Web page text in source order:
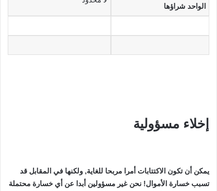
الواحد شراؤها
إخلاء مسؤولية
يمكن أن تكون الاكتتابات أمرا مربحا للغاية, ولكنها في المقابل قد
تسبب خسارة الأموال! نحن غير مسؤولين أبدا عن أي خسارة محتملة